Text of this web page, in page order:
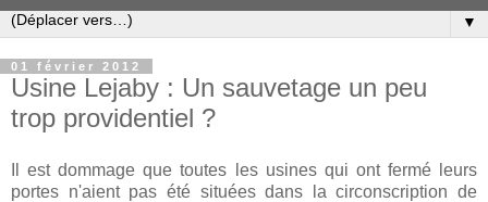
▼
01 février 2012
Usine Lejaby : Un sauvetage un peu
trop providentiel ?
Il est dommage que toutes les usines qui ont fermé leurs
portes n'aient pas été situées dans la circonscription de